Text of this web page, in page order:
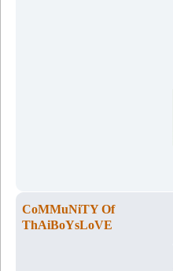
CoMMuNiTY Of
ThAiBoYsLoVE